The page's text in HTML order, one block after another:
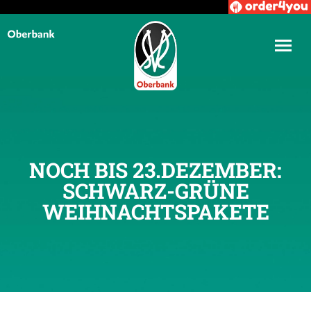
NOCH BIS 23.DEZEMBER:
SCHWARZ-GRÜNE
WEIHNACHTSPAKETE